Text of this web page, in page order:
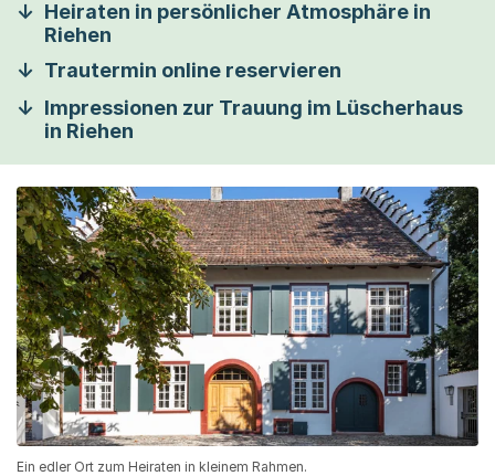
Heiraten in persönlicher Atmosphäre in
Riehen
Trautermin online reservieren
Impressionen zur Trauung im Lüscherhaus
in Riehen
Ein edler Ort zum Heiraten in kleinem Rahmen.